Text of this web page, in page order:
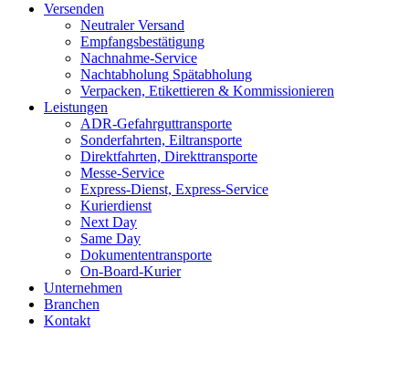
Versenden
Neutraler Versand
Empfangsbestätigung
Nachnahme-Service
Nachtabholung Spätabholung
Verpacken, Etikettieren & Kommissionieren
Leistungen
ADR-Gefahrguttransporte
Sonderfahrten, Eiltransporte
Direktfahrten, Direkttransporte
Messe-Service
Express-Dienst, Express-Service
Kurierdienst
Next Day
Same Day
Dokumententransporte
On-Board-Kurier
Unternehmen
Branchen
Kontakt